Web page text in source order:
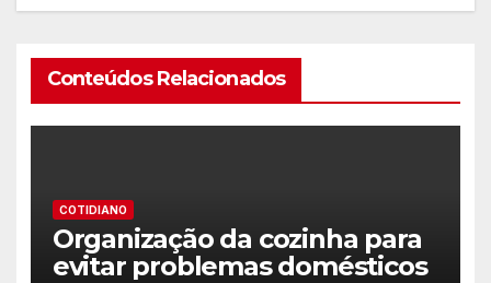
Conteúdos Relacionados
COTIDIANO
Organização da cozinha para
evitar problemas domésticos